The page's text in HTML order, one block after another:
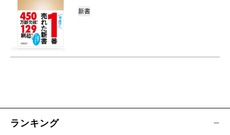
新書
ランキング